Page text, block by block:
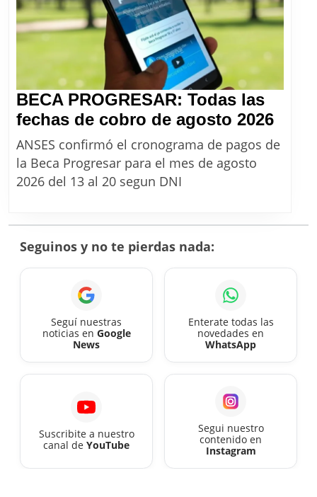
BECA PROGRESAR: Todas las
fechas de cobro de agosto 2026
ANSES confirmó el cronograma de pagos de
la Beca Progresar para el mes de agosto
2026 del 13 al 20 segun DNI
Seguinos y no te pierdas nada:
Seguí nuestras
noticias en Google
News
Enterate todas las
novedades en
WhatsApp
Suscribite a nuestro
canal de YouTube
Segui nuestro
contenido en
Instagram